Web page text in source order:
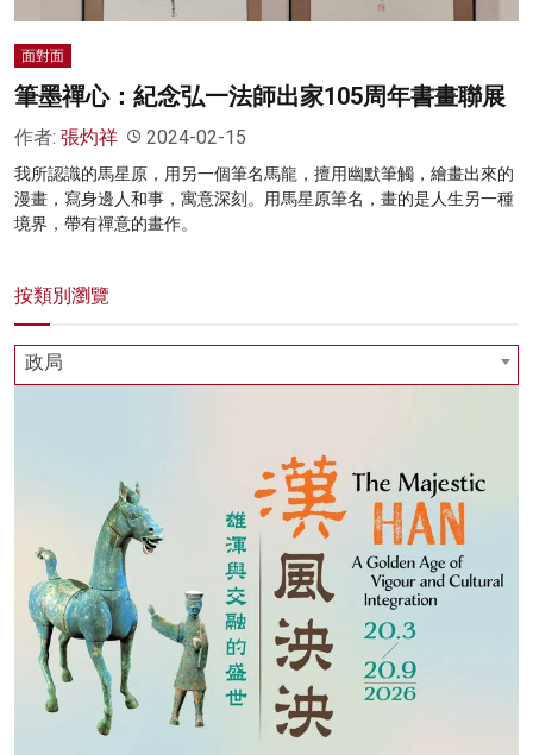
面對面
筆墨禪心：紀念弘一法師出家105周年書畫聯展
作者: 張灼祥 2024-02-15
我所認識的馬星原，用另一個筆名馬龍，擅用幽默筆觸，繪畫出來的
漫畫，寫身邊人和事，寓意深刻。用馬星原筆名，畫的是人生另一種
境界，帶有禪意的畫作。
按類別瀏覽
政局